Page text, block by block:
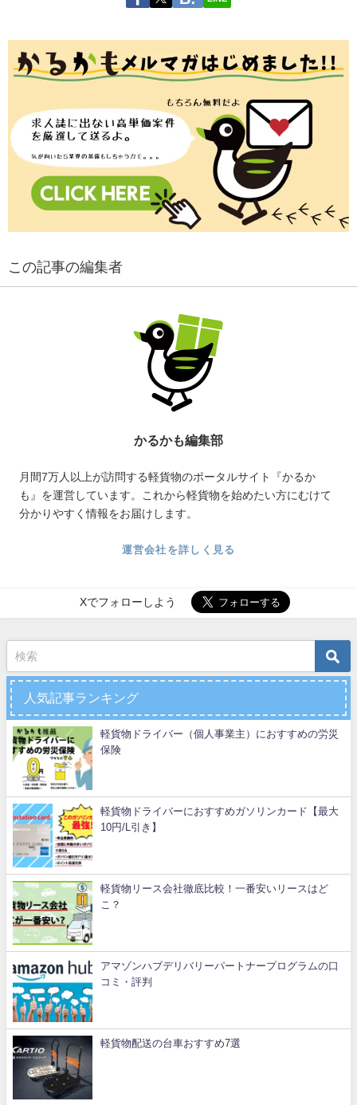
この記事の編集者
かるかも編集部
月間7万人以上が訪問する軽貨物のポータルサイト『かるか
も』を運営しています。これから軽貨物を始めたい方にむけて
分かりやすく情報をお届けします。
運営会社を詳しく見る
Xでフォローしよう
人気記事ランキング
軽貨物ドライバー（個人事業主）におすすめの労災
保険
軽貨物ドライバーにおすすめガソリンカード【最大
10円/L引き】
軽貨物リース会社徹底比較！一番安いリースはど
こ？
アマゾンハブデリバリーパートナープログラムの口
コミ・評判
軽貨物配送の台車おすすめ7選